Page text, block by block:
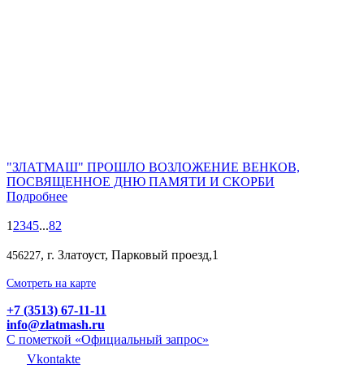
"ЗЛАТМАШ" ПРОШЛО ВОЗЛОЖЕНИЕ ВЕНКОВ,
ПОСВЯЩЕННОЕ ДНЮ ПАМЯТИ И СКОРБИ
Подробнее
1 2345...82
456227, г. Златоуст, Парковый проезд,1
Смотреть на карте
+7 (3513) 67-11-11
info@zlatmash.ru
С пометкой «Официальный запрос»
Vkontakte